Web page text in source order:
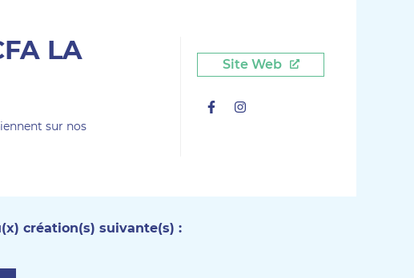
LA
sur nos
Site Web
Facebook
création(s) suivante(s) :